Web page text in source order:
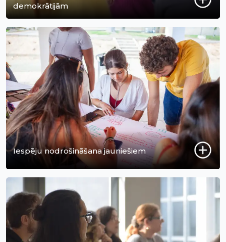
demokrātijām
Iespēju nodrošināšana jauniešiem